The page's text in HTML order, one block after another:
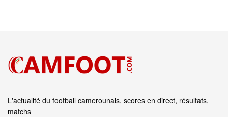
L'actualité du football camerounais, scores en direct, résultats,
matchs